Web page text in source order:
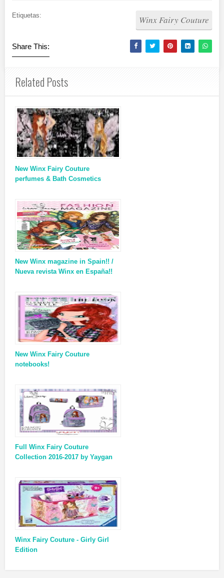
Etiquetas: Winx Fairy Couture
Share This:
Related Posts
New Winx Fairy Couture
perfumes & Bath Cosmetics
New Winx magazine in Spain!! /
Nueva revista Winx en España!!
New Winx Fairy Couture
notebooks!
Full Winx Fairy Couture
Collection 2016-2017 by Yaygan
Winx Fairy Couture - Girly Girl
Edition